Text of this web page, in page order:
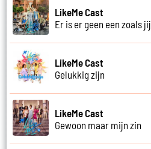
LikeMe Cast
Er is er geen een zoals jij
LikeMe Cast
Gelukkig zijn
LikeMe Cast
Gewoon maar mijn zin